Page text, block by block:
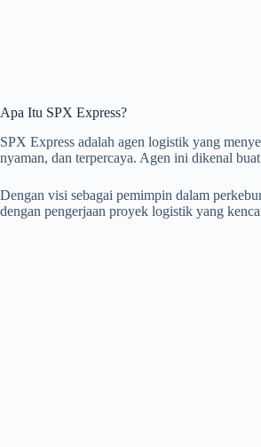
Apa Itu SPX Express?
SPX Express adalah agen logistik yang
nyaman, dan terpercaya. Agen ini dikenal
Dengan visi sebagai pemimpin dalam
dengan pengerjaan proyek logistik yang